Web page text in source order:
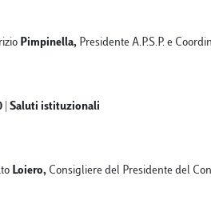
Pimpinella, Presidente A.P.S.P. e
| Saluti istituzionali
Loiero, Consigliere del Presidente del